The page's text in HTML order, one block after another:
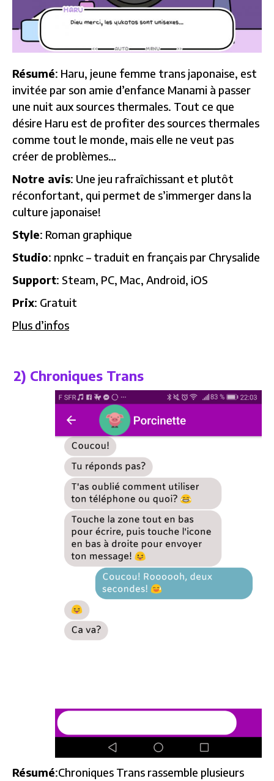
Résumé: Haru, jeune femme trans japonaise, est
invitée par son amie d’enfance Manami à passer
une nuit aux sources thermales. Tout ce que
désire Haru est de profiter des sources thermales
comme tout le monde, mais elle ne veut pas
créer de problèmes…
Notre avis: Une jeu rafraîchissant et plutôt
réconfortant, qui permet de s’immerger dans la
culture japonaise!
Style: Roman graphique
Studio: npnkc – traduit en français par Chrysalide
Support: Steam, PC, Mac, Android, iOS
Prix: Gratuit
Plus d’infos
2) Chroniques Trans
Résumé:Chroniques Trans rassemble plusieurs